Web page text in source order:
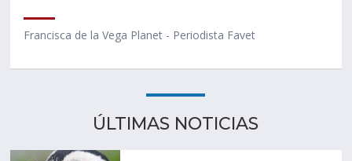
Francisca de la Vega Planet - Periodista Favet
ÚLTIMAS NOTICIAS